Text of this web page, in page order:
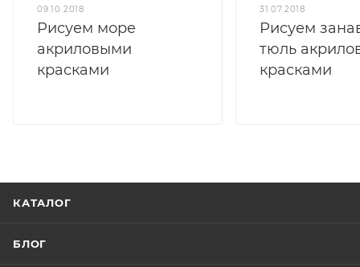
09.10.2018
Рисуем море
акриловыми
красками
31.07.2018
Рисуем
тюль
красками
КАТАЛОГ
БЛОГ